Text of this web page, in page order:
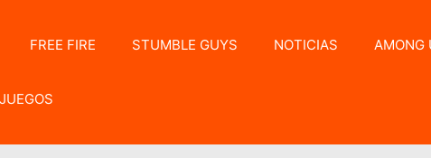
FREE FIRE STUMBLE GUYS NOTICIAS AMONG
JUEGOS